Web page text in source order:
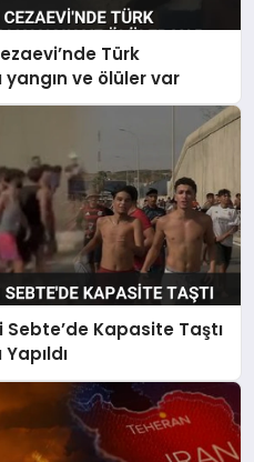
Türk
ve ölüler var
Kapasite Taştı